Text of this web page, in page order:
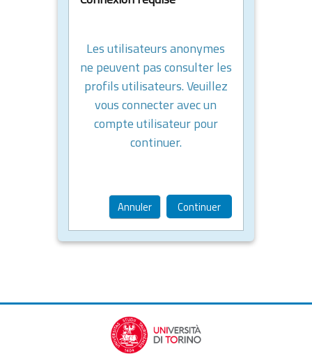
Les utilisateurs anonymes
ne peuvent pas consulter les
profils utilisateurs. Veuillez
vous connecter avec un
compte utilisateur pour
continuer.
Annuler Continuer